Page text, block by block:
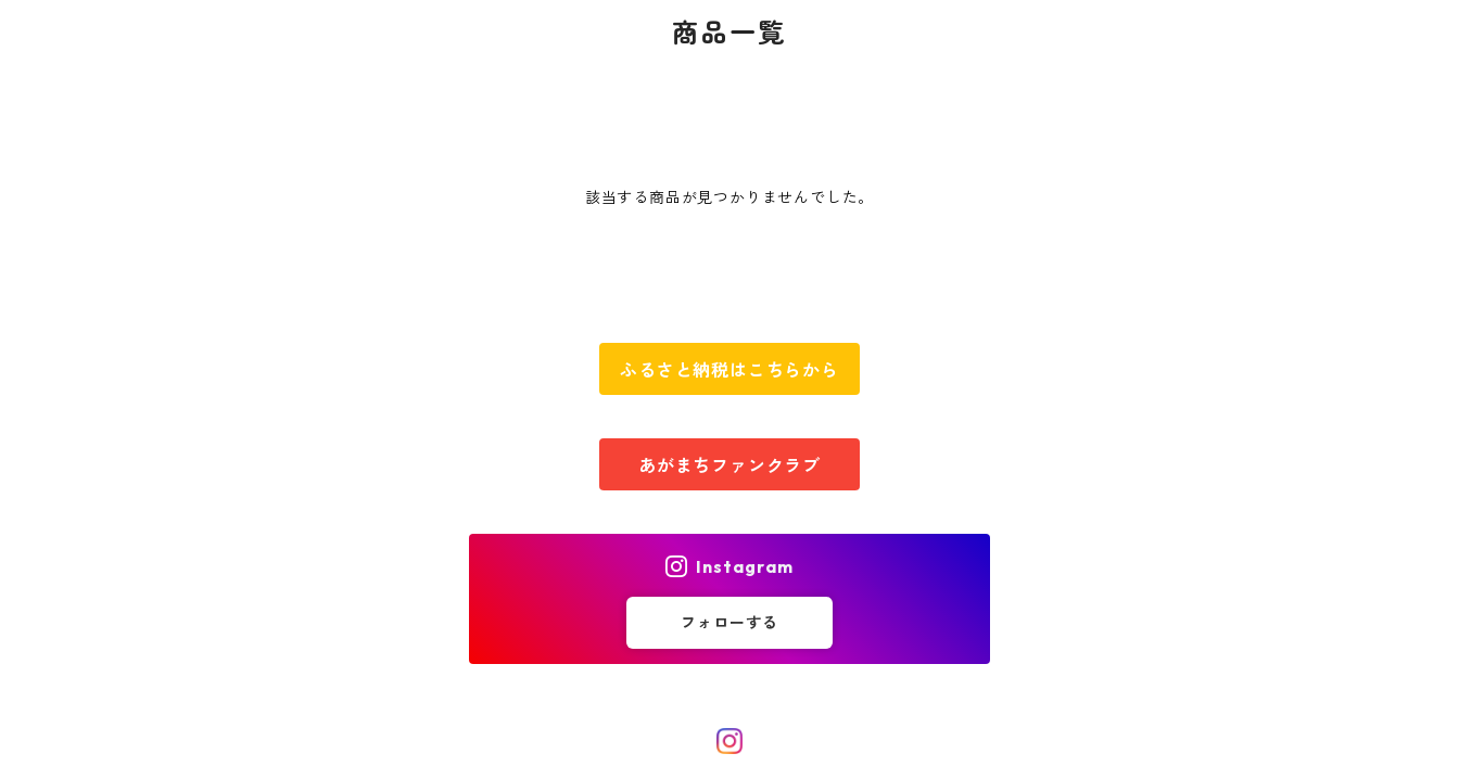
商品一覧
該当する商品が見つかりませんでした。
ふるさと納税はこちらから
あがまちファンクラブ
Instagram
フォローする